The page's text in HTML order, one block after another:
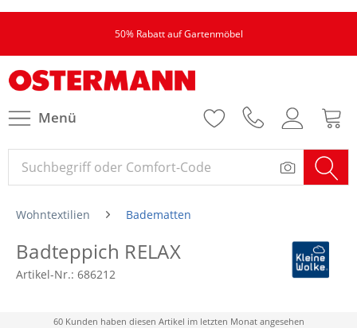
50% Rabatt auf Gartenmöbel
Menü
Wohntextilien Badematten
Badteppich RELAX
Artikel-Nr.: 686212
60 Kunden haben diesen Artikel im letzten Monat angesehen